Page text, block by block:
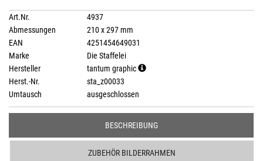
Art.Nr.
4937
Abmessungen
210 x 297 mm
EAN
4251454649031
Marke
Die Staffelei
Hersteller
tantum graphic
Herst.-Nr.
sta_z00033
Umtausch
ausgeschlossen
BESCHREIBUNG
ZUBEHÖR BILDERRAHMEN